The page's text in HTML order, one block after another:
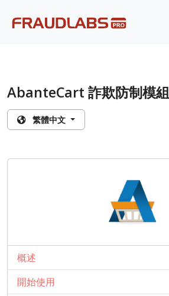
AbanteCart 詐欺防制模組
繁體中文
概述
開始使用